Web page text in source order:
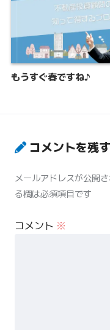
もうすぐ春ですね♪
コメントを残す
メールアドレスが公開
る欄は必須項目です
コメント ※